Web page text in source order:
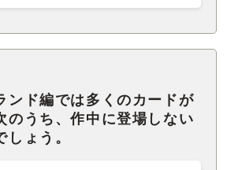
ンド編では多くのカードが
のうち、作中に登場しない
しょう。